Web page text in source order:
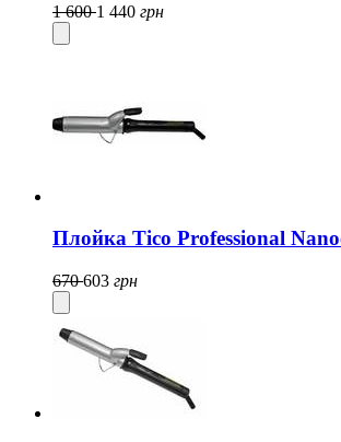
1 6001 440 грн
Плойка Tico Professional
670603 грн